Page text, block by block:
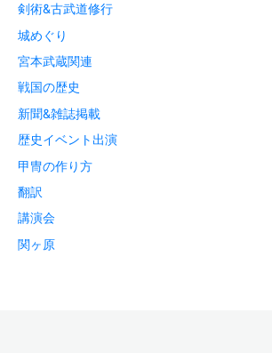
剣術&古武道修行
城めぐり
宮本武蔵関連
戦国の歴史
新聞&雑誌掲載
歴史イベント出演
甲冑の作り方
翻訳
講演会
関ヶ原